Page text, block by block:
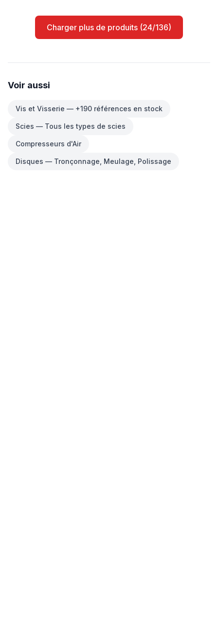
Charger plus de produits (24/136)
Voir aussi
Vis et Visserie — +190 références en stock
Scies — Tous les types de scies
Compresseurs d'Air
Disques — Tronçonnage, Meulage, Polissage